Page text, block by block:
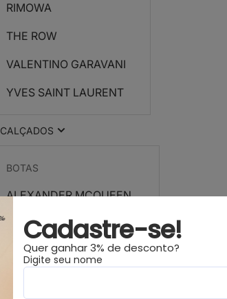
RIMOWA
THE ROW
VALENTINO GARAVANI
YVES SAINT LAURENT
CALÇADOS
BOTAS
ALEXANDER MCQUEEN
CELINE
CHANEL
Cadastre-se!
Quer ganhar 3% de desconto?
Digite seu nome